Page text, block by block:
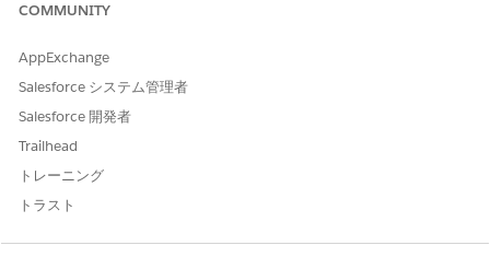
COMMUNITY
AppExchange
Salesforce システム管理者
Salesforce 開発者
Trailhead
トレーニング
トラスト